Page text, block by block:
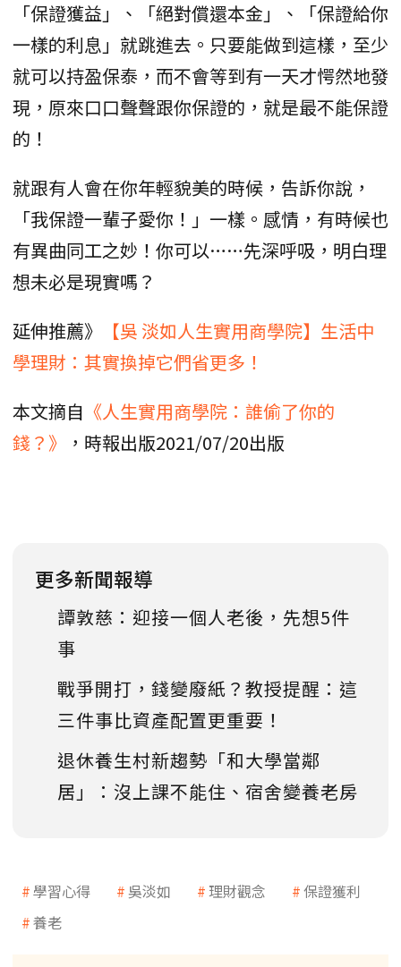
「保證獲益」、「絕對償還本金」、「保證給你
一樣的利息」就跳進去。只要能做到這樣，至少
就可以持盈保泰，而不會等到有一天才愕然地發
現，原來口口聲聲跟你保證的，就是最不能保證
的！
就跟有人會在你年輕貌美的時候，告訴你說，
「我保證一輩子愛你！」一樣。感情，有時候也
有異曲同工之妙！你可以……先深呼吸，明白理
想未必是現實嗎？
延伸推薦》
【吳 淡如人生實用商學院】生活中
學理財：其實換掉它們省更多！
本文摘自 《人生實用商學院：誰偷了你的
錢？》
，時報出版2021/07/20出版
更多新聞報導
譚敦慈：迎接一個人老後，先想5件
事
戰爭開打，錢變廢紙？教授提醒：這
三件事比資產配置更重要！
退休養生村新趨勢「和大學當鄰
居」：沒上課不能住、宿舍變養老房
學習心得 吳淡如 理財觀念
保證獲利
養老